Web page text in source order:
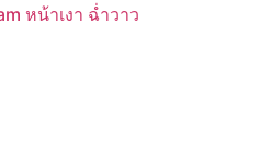
หน้าเงา ฉ่ำวาว